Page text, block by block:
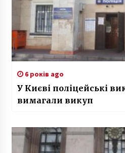
6 років ago
У Києві поліцейські
вимагали викуп